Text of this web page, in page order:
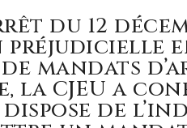
du 12
préjudicielle
mandats
la CJEU a
de